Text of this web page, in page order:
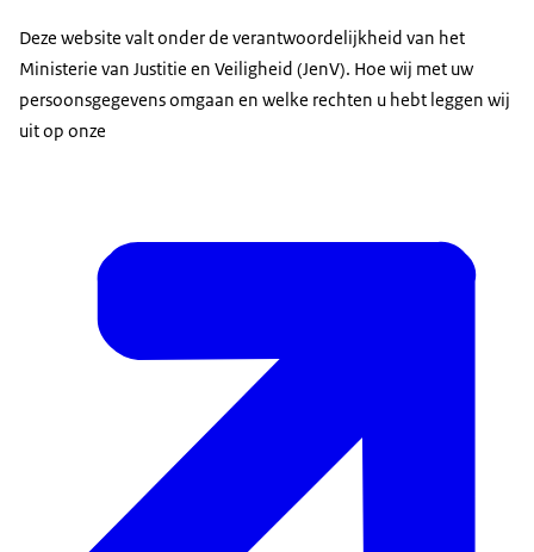
Deze website valt onder de verantwoordelijkheid van het
Ministerie van Justitie en Veiligheid (JenV). Hoe wij met uw
persoonsgegevens omgaan en welke rechten u hebt leggen wij
uit op onze